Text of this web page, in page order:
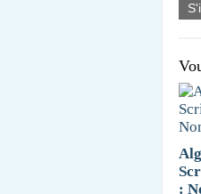
: